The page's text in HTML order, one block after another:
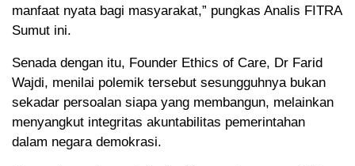
manfaat nyata bagi masyarakat,” pungkas Analis FITRA
Sumut ini.
Senada dengan itu, Founder Ethics of Care, Dr Farid
Wajdi, menilai polemik tersebut sesungguhnya bukan
sekadar persoalan siapa yang membangun, melainkan
menyangkut integritas akuntabilitas pemerintahan
dalam negara demokrasi.